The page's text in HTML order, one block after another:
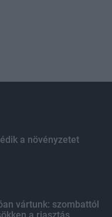
a növényzetet
vártunk: szombattól